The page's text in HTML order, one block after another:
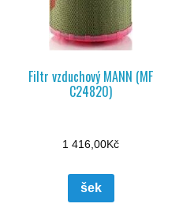
Filtr vzduchový MANN (MF
C24820)
1 416,00Kč
šek